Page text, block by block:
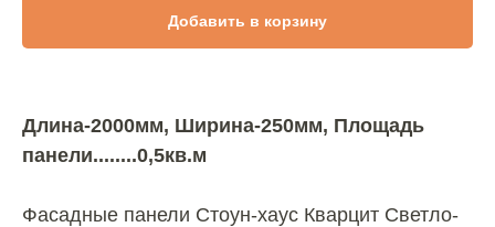
Добавить в корзину
Длина-2000мм, Ширина-250мм, Площадь
панели........0,5кв.м
Фасадные панели Стоун-хаус Кварцит Светло-